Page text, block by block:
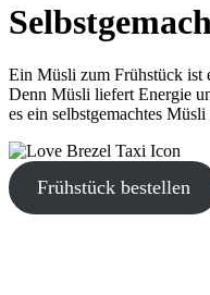
Ein Müsli zum Frühstück ist
Denn Müsli liefert Energie
es ein selbstgemachtes Müsli
Frühstück bestellen